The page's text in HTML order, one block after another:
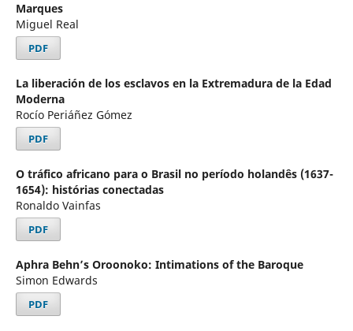
Marques
Miguel Real
PDF
La liberación de los esclavos en la Extremadura de la Edad
Moderna
Rocío Periáñez Gómez
PDF
O tráfico africano para o Brasil no período holandês (1637-
1654): histórias conectadas
Ronaldo Vainfas
PDF
Aphra Behn’s Oroonoko: Intimations of the Baroque
Simon Edwards
PDF